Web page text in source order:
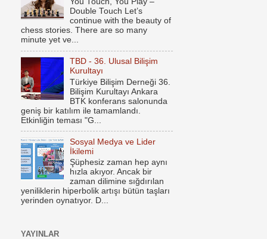
Double Touch Let’s
continue with the beauty of
chess stories. There are so many
minute yet ve...
TBD - 36. Ulusal Bilişim
Kurultayı
Türkiye Bilişim Derneği 36.
Bilişim Kurultayı Ankara
BTK konferans salonunda
geniş bir katılım ile tamamlandı.
Etkinliğin teması "G...
Sosyal Medya ve Lider
İkilemi
Şüphesiz zaman hep aynı
hızla akıyor. Ancak bir
zaman dilimine sığdırılan
yeniliklerin hiperbolik artışı bütün taşları
yerinden oynatıyor. D...
YAYINLAR